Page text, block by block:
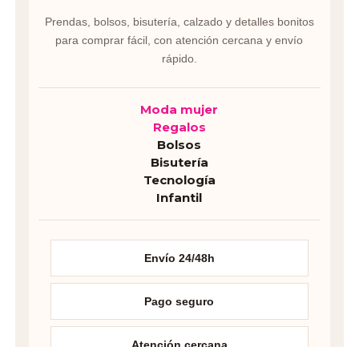
Prendas, bolsos, bisutería, calzado y detalles bonitos
para comprar fácil, con atención cercana y envío
rápido.
Moda mujer
Regalos
Bolsos
Bisutería
Tecnología
Infantil
Envío 24/48h
Pago seguro
Atención cercana